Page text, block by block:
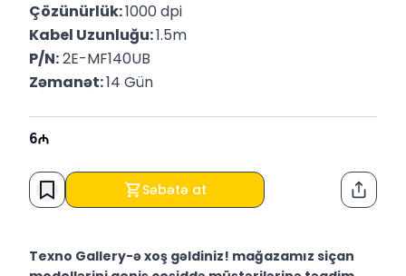
Çözünürlük: 1000 dpi
Kabel Uzunluğu: 1.5m
P/N: 2E-MF140UB
Zəmanət: 14 Gün
6
Səbətə at
Texno Gallery-ə xoş gəldiniz! mağazamız siçan